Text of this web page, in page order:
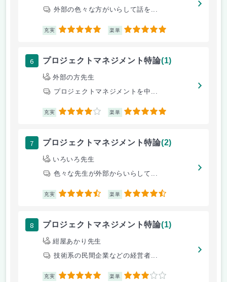
外部の色々な方がいらして話を...
充実 5 楽単 5
6 プロジェクトマネジメント特論(1)
外部の方先生
プロジェクトマネジメントを中...
充実 4 楽単 5
7 プロジェクトマネジメント特論(2)
いろいろ先生
色々な先生が外部からいらして...
充実 4.5 楽単 4.5
8 プロジェクトマネジメント特論(1)
紺屋あかり先生
技術系の民間企業などの経営者...
充実 5 楽単 3